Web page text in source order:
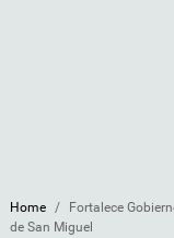
Home /
Fortalece
de San Miguel